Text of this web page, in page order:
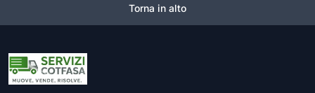
Torna in alto